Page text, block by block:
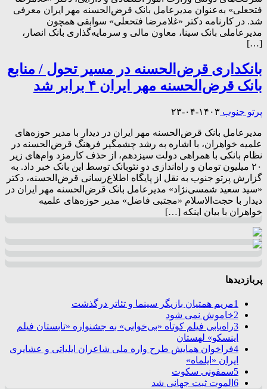
فتحعلی» به‌عنوان مدیرعامل بانک قرض‌الحسنه مهر ایران معرفی
شد. در کارنامه دکتر «غلامرضا فتحعلی» سوابقی همچون
مدیرعاملی بانک سینا، معاون مالی و سرمایه‌گذاری بانک انصار،
[…]
بانکداری قرض‌الحسنه در مسیر تحول / منابع
بانک قرض‌الحسنه مهر ایران ۴ برابر شد
پرتو جنوب ۱۴۰۳-۰۴-۲۳
مدیرعامل بانک قرض‌الحسنه مهر ایران در دیدار با مدیر حوزه‌های
علمیه خواهران، با اشاره به رشد چشمگیر فرهنگ قرض‌الحسنه در
نظام بانکی با همراهی دولت سیزدهم، از حذف کارمزد وام‌های زیر
۲۰ میلیون تومان و راه‌اندازی دو نئوبانک توسط این بانک خبر داد. به
گزارش پرتو جنوب به نقل از پایگاه اطلاع‌رسانی قرض‌الحسنه، دکتر
«سید سعید شمسی‌نژاد» مدیرعامل بانک قرض‌الحسنه مهر ایران در
دیدار با حجت‌الاسلام «مجتبی فاضل» مدیر حوزه‌های علمیه
خواهران با بیان اینکه […]
پربازدیدها
1مریم همتیان بازیگر سینما و تئاتر درگذشت
2خاموش نمی شود
3راه‌یابی فیلم کوتاه «بی‌خوابی» به جشنواره «تابستان فیلم
اینسکو» لهستان
4فراخوان همایش طرح واره ملی شاعران ایلیاتی و عشایری
ایران «ایلماه»
5سمفونی سکوت
6 الموت ثبت جهانی شد